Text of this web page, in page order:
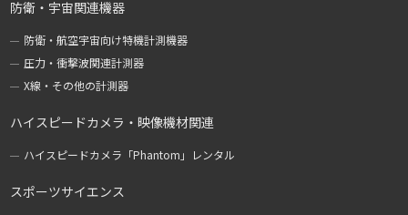
防衛・宇宙関連機器
防衛・航空宇宙向け特機計測機器
圧力・衝撃波関連計測器
X線・その他の計測器
ハイスピードカメラ・映像機材関連
ハイスピードカメラ「Phantom」レンタル
スポーツサイエンス